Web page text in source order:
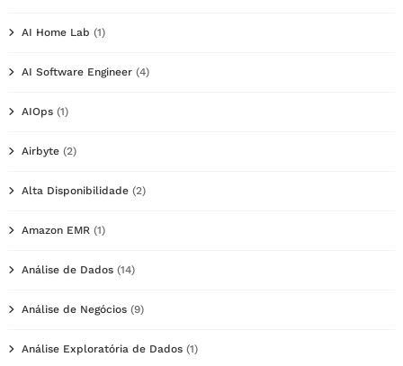
AI Home Lab (1)
AI Software Engineer (4)
AIOps (1)
Airbyte (2)
Alta Disponibilidade (2)
Amazon EMR (1)
Análise de Dados (14)
Análise de Negócios (9)
Análise Exploratória de Dados (1)